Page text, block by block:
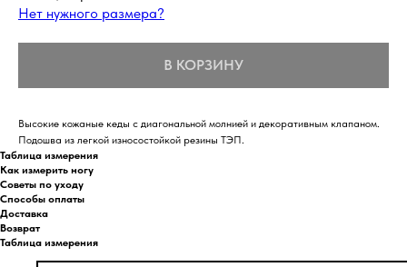
Нет нужного размера?
В КОРЗИНУ
Высокие кожаные кеды с диагональной молнией и декоративным клапаном.
Подошва из легкой износостойкой резины ТЭП.
Таблица измерения
Как измерить ногу
Советы по уходу
Способы оплаты
Доставка
Возврат
Таблица измерения